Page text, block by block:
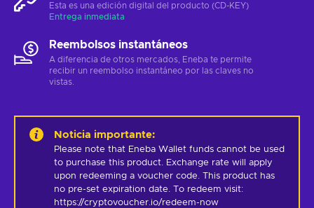
Esta es una edición digital del producto (CD-KEY)
Entrega inmediata
Reembolsos instantáneos
A diferencia de otros mercados, Eneba te permite
recibir un reembolso instantáneo por las claves no
vistas.
Noticia importante:
Please note that Eneba Wallet funds cannot be used
to purchase this product. Exchange rate will apply
upon redeeming a voucher code. This product has
no pre-set expiration date. To redeem visit:
https://cryptovoucher.io/redeem-now